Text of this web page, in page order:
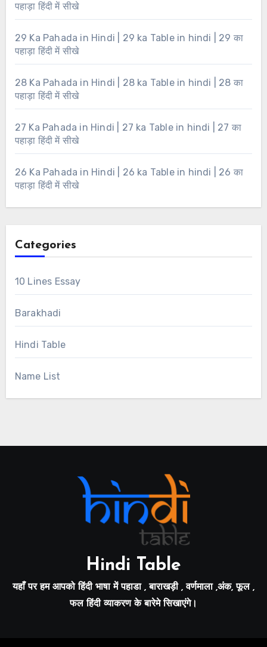
पहाड़ा हिंदी में सीखे
29 Ka Pahada in Hindi | 29 ka Table in hindi | 29 का
पहाड़ा हिंदी में सीखे
28 Ka Pahada in Hindi | 28 ka Table in hindi | 28 का
पहाड़ा हिंदी में सीखे
27 Ka Pahada in Hindi | 27 ka Table in hindi | 27 का
पहाड़ा हिंदी में सीखे
26 Ka Pahada in Hindi | 26 ka Table in hindi | 26 का
पहाड़ा हिंदी में सीखे
Categories
10 Lines Essay
Barakhadi
Hindi Table
Name List
Hindi Table
यहाँ पर हम आपको हिंदी भाषा में पहाडा , बाराखड़ी , वर्णमाला ,अंक, फूल ,
फल हिंदी व्याकरण के बारेमे सिखाएंगे।